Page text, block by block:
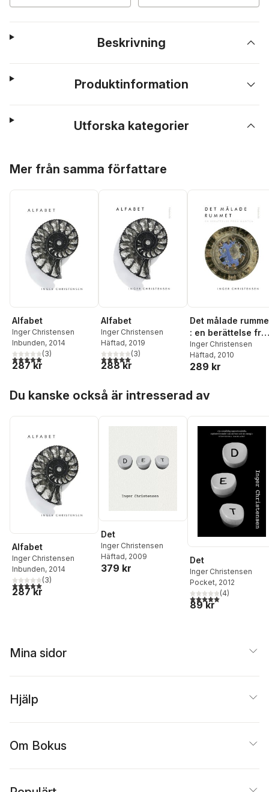
Beskrivning
Produktinformation
Utforska kategorier
Mer från samma författare
Alfabet
Inger Christensen
Inbunden, 2014
5,0utav 5 stjärnor. Totalt antal röster:
(3)
287 kr
Alfabet
Inger Christensen
Häftad, 2019
5,0utav 5 stjärnor. Totalt antal röster:
(3)
288 kr
Det målade
: en berättelse
Mantua
Inger Christensen
Häftad, 2010
289 kr
Du kanske också är intresserad av
Alfabet
Inger Christensen
Inbunden, 2014
5,0utav 5 stjärnor. Totalt antal röster:
(3)
287 kr
Det
Inger Christensen
Häftad, 2009
379 kr
Det
Inger Christensen
Pocket, 2012
5,0utav 5 stjärnor.
(4)
89 kr
Mina sidor
Hjälp
Om Bokus